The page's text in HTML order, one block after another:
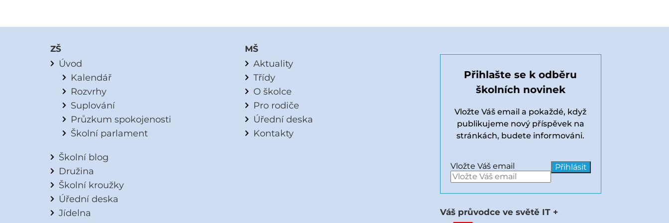
ZŠ
Úvod
Kalendář
Rozvrhy
Suplování
Průzkum spokojenosti
Školní parlament
Školní blog
Družina
Školní kroužky
Úřední deska
Jídelna
MŠ
Aktuality
Třídy
O školce
Pro rodiče
Úřední deska
Kontakty
Přihlašte se k odběru
školních novinek
Vložte Váš email a pokaždé, když
publikujeme nový příspěvek na
stránkách, budete informováni.
Vložte Váš email
Váš průvodce ve světě IT +